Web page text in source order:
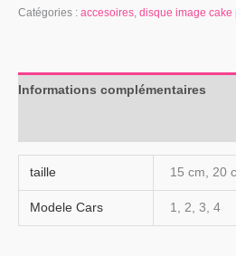
Catégories : accesoires, disque image
Informations complémentaires
taille 15 cm, 20
Modele Cars 1, 2, 3, 4